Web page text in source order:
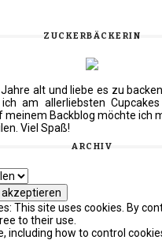
ZUCKERBÄCKERIN
Jahre alt und liebe es zu
am allerliebsten
meinem Backblog möchte ich
Viel Spaß!
ARCHIV
This site uses cookies. By
to their use.
including how to control